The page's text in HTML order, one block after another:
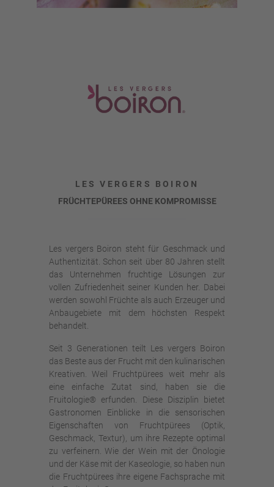
LES VERGERS BOIRON
FRÜCHTEPÜREES OHNE KOMPROMISSE
Les vergers Boiron steht für Geschmack und
Authentizität. Schon seit über 80 Jahren stellt
das Unternehmen fruchtige Lösungen zur
vollen Zufriedenheit seiner Kunden her. Dabei
werden sowohl Früchte als auch Erzeuger und
Anbaugebiete mit dem höchsten Respekt
behandelt.
Seit 3 Generationen teilt Les vergers Boiron
das Beste aus der Frucht mit den kulinarischen
Kreativen. Weil Fruchtpürees weit mehr als
eine einfache Zutat sind, haben sie die
Fruitologie® erfunden. Diese Disziplin bietet
Gastronomen Einblicke in die sensorischen
Eigenschaften von Fruchtpürees (Optik,
Geschmack, Textur), um ihre Rezepte optimal
zu verfeinern. Wie der Wein mit der Önologie
und der Käse mit der Kaseologie, so haben nun
die Fruchtpürees ihre eigene Fachsprache mit